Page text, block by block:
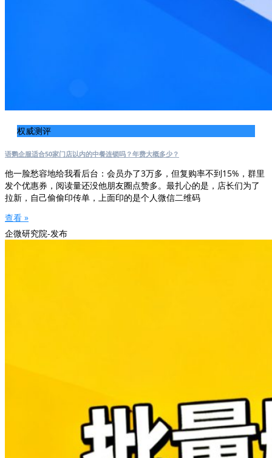
权威测评
语鹦企服适合50家门店以内的中餐连锁吗？年费大概多少？
他一脸愁容地给我看后台：会员办了3万多，但复购率不到15%，群里
发个优惠券，阅读量还没他朋友圈点赞多。最扎心的是，店长们为了
拉新，自己偷偷印传单，上面印的是个人微信二维码
查看 »
企微研究院-发布